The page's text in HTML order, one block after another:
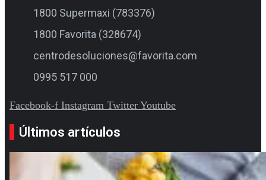
1800 Supermaxi (783376)
1800 Favorita (328674)
centrodesoluciones@favorita.com
0995 517 000
Facebook-f Instagram Twitter Youtube
Últimos artículos